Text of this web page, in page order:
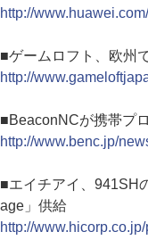
http://
■ゲームロフト、欧州
http://
■BeaconNCが携帯プ
http://www.benc.jp/
■エイチアイ、941SH
age」供給
http://